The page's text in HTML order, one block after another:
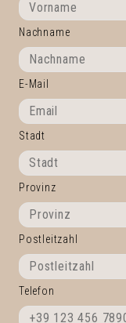
Nachname
E-Mail
Stadt
Provinz
Postleitzahl
Telefon